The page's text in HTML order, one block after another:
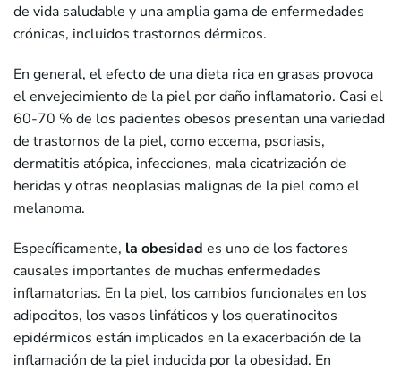
de vida saludable y una amplia gama de enfermedades
crónicas, incluidos trastornos dérmicos.
En general, el efecto de una dieta rica en grasas provoca
el envejecimiento de la piel por daño inflamatorio. Casi el
60-70 % de los pacientes obesos presentan una variedad
de trastornos de la piel, como eccema, psoriasis,
dermatitis atópica, infecciones, mala cicatrización de
heridas y otras neoplasias malignas de la piel como el
melanoma.
Específicamente, la obesidad es uno de los factores
causales importantes de muchas enfermedades
inflamatorias. En la piel, los cambios funcionales en los
adipocitos, los vasos linfáticos y los queratinocitos
epidérmicos están implicados en la exacerbación de la
inflamación de la piel inducida por la obesidad. En